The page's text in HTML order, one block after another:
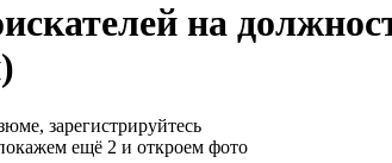
на
зарегистрируйтесь
ещё 2 и откроем фото